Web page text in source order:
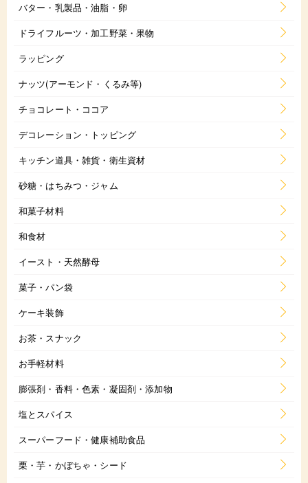
バター・乳製品・油脂・卵
ドライフルーツ・加工野菜・果物
ラッピング
ナッツ(アーモンド・くるみ等)
チョコレート・ココア
デコレーション・トッピング
キッチン道具・雑貨・衛生資材
砂糖・はちみつ・ジャム
和菓子材料
和食材
イースト・天然酵母
菓子・パン袋
ケーキ装飾
お茶・スナック
お手軽材料
膨張剤・香料・色素・凝固剤・添加物
塩とスパイス
スーパーフード・健康補助食品
栗・芋・かぼちゃ・シード